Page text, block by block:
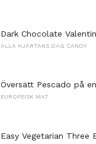
Dark Chocolate
ALLA HJÄRTANS DAG CANDY
Översätt Pescado på
EUROPEISK MAT
Easy Vegetarian Three